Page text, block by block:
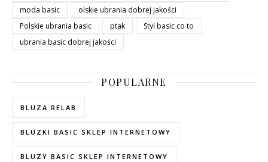
moda basic
olskie ubrania dobrej jakości
Polskie ubrania basic
ptak
Styl basic co to
ubrania basic dobrej jakości
POPULARNE
BLUZA RELAB
BLUZKI BASIC SKLEP INTERNETOWY
BLUZY BASIC SKLEP INTERNETOWY